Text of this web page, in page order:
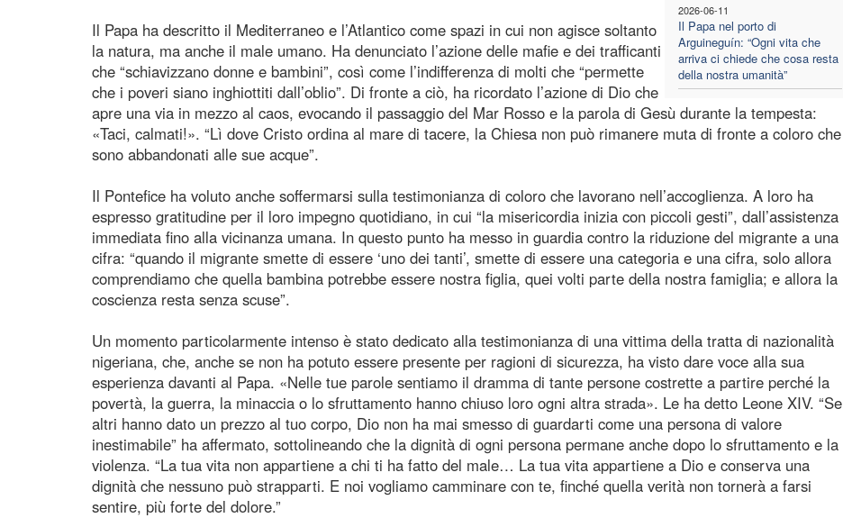
2026-06-11
Il Papa nel porto di
Arguineguín: “Ogni vita che
arriva ci chiede che cosa resta
della nostra umanità”
Il Papa ha descritto il Mediterraneo e l’Atlantico come spazi in cui non agisce soltanto
la natura, ma anche il male umano. Ha denunciato l’azione delle mafie e dei trafficanti
che “schiavizzano donne e bambini”, così come l’indifferenza di molti che “permette
che i poveri siano inghiottiti dall’oblio”. Di fronte a ciò, ha ricordato l’azione di Dio che
apre una via in mezzo al caos, evocando il passaggio del Mar Rosso e la parola di Gesù durante la tempesta:
«Taci, calmati!». “Lì dove Cristo ordina al mare di tacere, la Chiesa non può rimanere muta di fronte a coloro che
sono abbandonati alle sue acque”.
Il Pontefice ha voluto anche soffermarsi sulla testimonianza di coloro che lavorano nell’accoglienza. A loro ha
espresso gratitudine per il loro impegno quotidiano, in cui “la misericordia inizia con piccoli gesti”, dall’assistenza
immediata fino alla vicinanza umana. In questo punto ha messo in guardia contro la riduzione del migrante a una
cifra: “quando il migrante smette di essere ‘uno dei tanti’, smette di essere una categoria e una cifra, solo allora
comprendiamo che quella bambina potrebbe essere nostra figlia, quei volti parte della nostra famiglia; e allora la
coscienza resta senza scuse”.
Un momento particolarmente intenso è stato dedicato alla testimonianza di una vittima della tratta di nazionalità
nigeriana, che, anche se non ha potuto essere presente per ragioni di sicurezza, ha visto dare voce alla sua
esperienza davanti al Papa. «Nelle tue parole sentiamo il dramma di tante persone costrette a partire perché la
povertà, la guerra, la minaccia o lo sfruttamento hanno chiuso loro ogni altra strada». Le ha detto Leone XIV. “Se
altri hanno dato un prezzo al tuo corpo, Dio non ha mai smesso di guardarti come una persona di valore
inestimabile” ha affermato, sottolineando che la dignità di ogni persona permane anche dopo lo sfruttamento e la
violenza. “La tua vita non appartiene a chi ti ha fatto del male… La tua vita appartiene a Dio e conserva una
dignità che nessuno può strapparti. E noi vogliamo camminare con te, finché quella verità non tornerà a farsi
sentire, più forte del dolore.”